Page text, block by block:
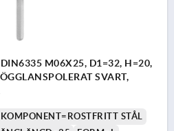
M06X25, D1=32, H=20,
SVART,
STÅL